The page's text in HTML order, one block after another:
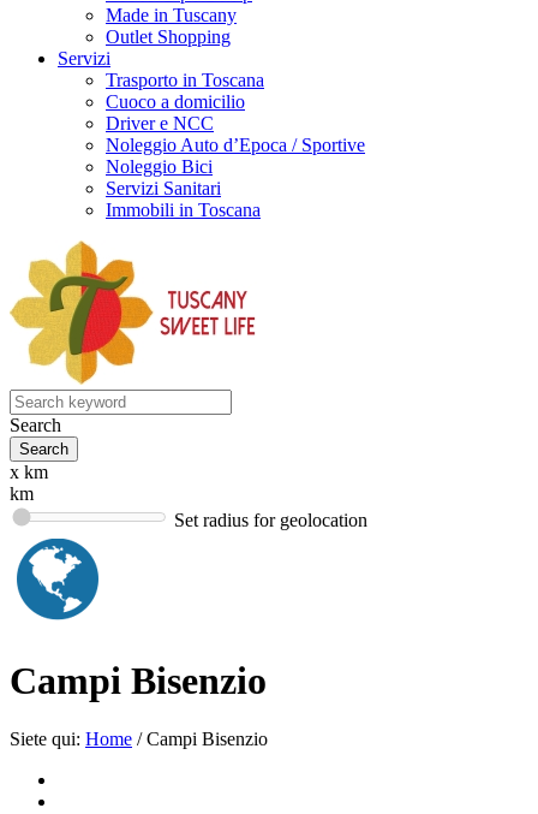
Made in Tuscany
Outlet Shopping
Servizi
Trasporto in Toscana
Cuoco a domicilio
Driver e NCC
Noleggio Auto d’Epoca / Sportive
Noleggio Bici
Servizi Sanitari
Immobili in Toscana
Search
x km
km
Set radius for geolocation
Campi Bisenzio
Siete qui: Home / Campi Bisenzio